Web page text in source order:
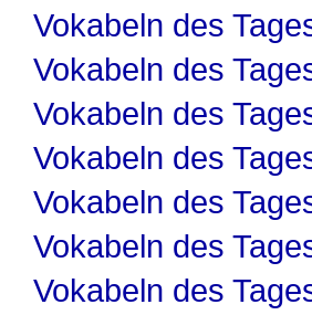
Vokabeln des
Vokabeln des
Vokabeln des
Vokabeln des
Vokabeln des
Vokabeln des
Vokabeln des